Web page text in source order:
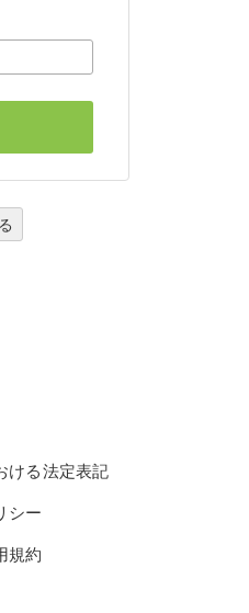
ける法定表記
シー
規約